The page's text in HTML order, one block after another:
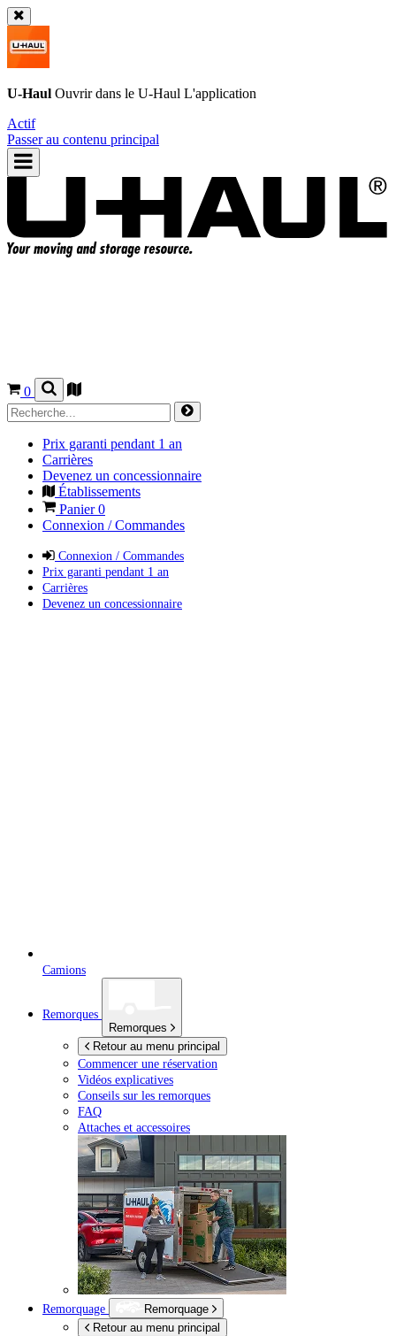
U-Haul Ouvrir dans le U-Haul L'application
Actif
Passer au contenu principal
0
Prix garanti pendant 1 an
Carrières
Devenez un concessionnaire
Établissements
Panier0
Connexion / Commandes
Connexion / Commandes
Prix garanti pendant 1 an
Carrières
Devenez un concessionnaire
Camions
Remorques
Remorques
Retour au menu principal
Commencer une réservation
Vidéos explicatives
Conseils sur les remorques
FAQ
Attaches et accessoires
Remorquage
Remorquage
Retour au menu principal